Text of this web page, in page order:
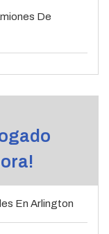
De
En Arlington